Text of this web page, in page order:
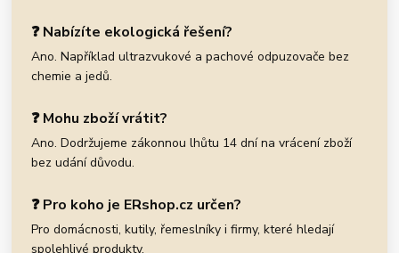
❓ Nabízíte ekologická řešení?
Ano. Například ultrazvukové a pachové odpuzovače bez
chemie a jedů.
❓ Mohu zboží vrátit?
Ano. Dodržujeme zákonnou lhůtu 14 dní na vrácení zboží
bez udání důvodu.
❓ Pro koho je ERshop.cz určen?
Pro domácnosti, kutily, řemeslníky i firmy, které hledají
spolehlivé produkty.